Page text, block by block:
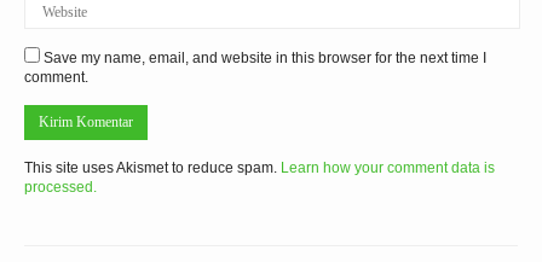
Save my name, email, and website in this browser for the next time I
comment.
This site uses Akismet to reduce spam. Learn how your comment data is
processed.